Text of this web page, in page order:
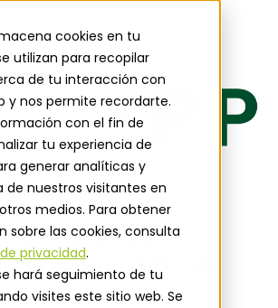
cookies en tu
utilizan para recopilar
de tu interacción con
y nos permite recordarte.
con el fin de
tu experiencia de
generar analíticas y
nuestros visitantes en
medios. Para obtener
sobre las cookies, consulta
privacidad.
hará seguimiento de tu
visites este sitio web. Se
TÉCNICO
y
de paneles sándwich